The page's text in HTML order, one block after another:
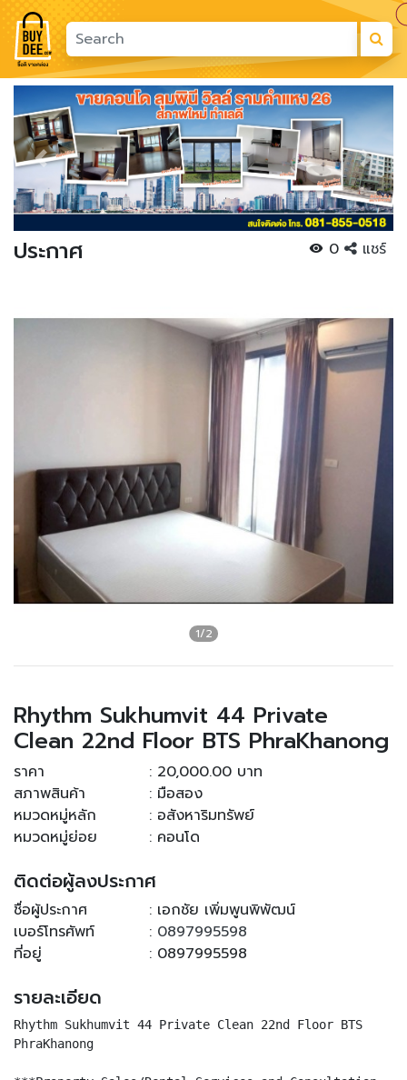
Previous Next
ประกาศ 0 แชร์
Rhythm Sukhumvit 44 Private
Clean 22nd Floor BTS PhraKhanong
ราคา
: 20,000.00 บาท
สภาพสินค้า
: มือสอง
หมวดหมู่หลัก
: อสังหาริมทรัพย์
หมวดหมู่ย่อย
: คอนโด
ติดต่อผู้ลงประกาศ
ชื่อผู้ประกาศ
: เอกชัย เพิ่มพูนพิพัฒน์
เบอร์โทรศัพท์
: 0897995598
ที่อยู่
: 0897995598
รายละเอียด
Rhythm Sukhumvit 44 Private Clean 22nd Floor BTS
PhraKhanong